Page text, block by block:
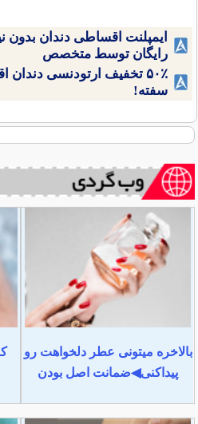
ایمپلنت اقساطی دندان بدون
رایگان توسط متخصص
۵۰٪ تخفیف ارتودنسی
سفته!
بالاخره میتونی عطر دلخواهت رو
پیداکنی◀ضمانت اصل بودن